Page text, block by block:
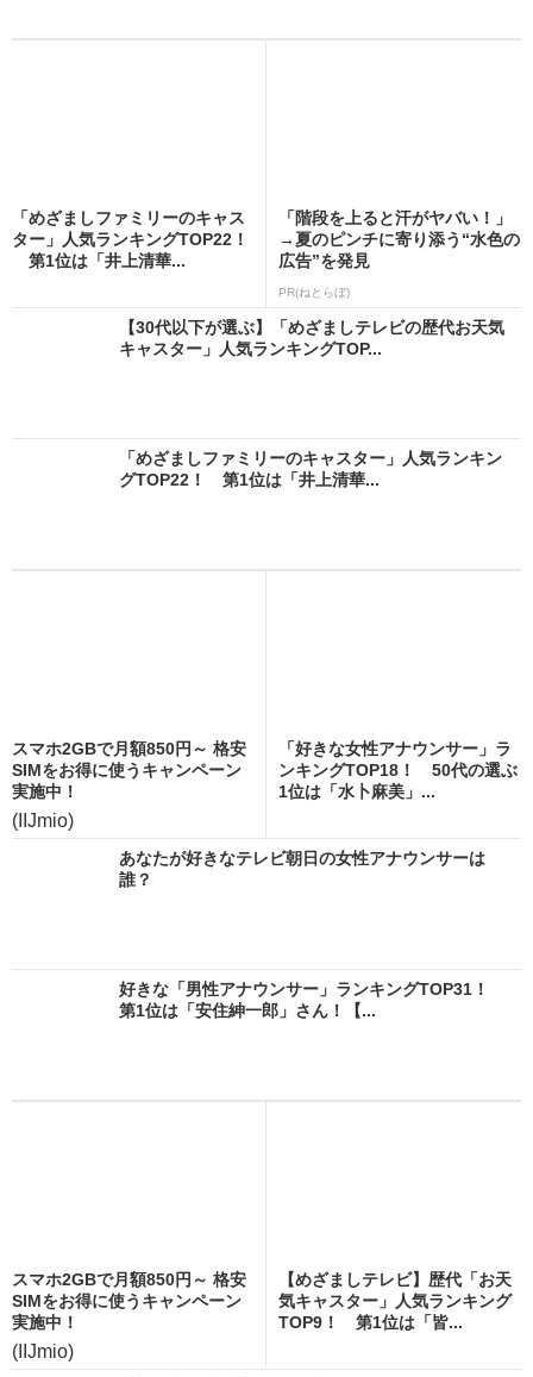
「めざましファミリーのキャス
ター」人気ランキングTOP22！
第1位は「井上清華...
「階段を上ると汗がヤバい！」
→夏のピンチに寄り添う“水色の
広告”を発見
PR(ねとらぼ)
【30代以下が選ぶ】「めざましテレビの歴代お天気
キャスター」人気ランキングTOP...
「めざましファミリーのキャスター」人気ランキン
グTOP22！ 第1位は「井上清華...
スマホ2GBで月額850円～ 格安
SIMをお得に使うキャンペーン
実施中！
(IIJmio)
「好きな女性アナウンサー」ラ
ンキングTOP18！ 50代の選ぶ
1位は「水卜麻美」...
あなたが好きなテレビ朝日の女性アナウンサーは
誰？
好きな「男性アナウンサー」ランキングTOP31！
第1位は「安住紳一郎」さん！【...
スマホ2GBで月額850円～ 格安
SIMをお得に使うキャンペーン
実施中！
(IIJmio)
【めざましテレビ】歴代「お天
気キャスター」人気ランキング
TOP9！ 第1位は「皆...